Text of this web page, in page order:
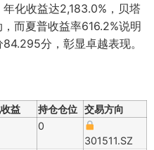
化收益达2,183.0%，贝塔
而夏普收益率616.2%说明
分，彰显卓越表现。
益 持仓仓位 交易方向
0
301511.SZ